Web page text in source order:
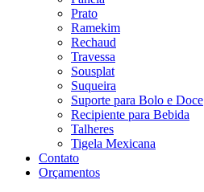
Prato
Ramekim
Rechaud
Travessa
Sousplat
Suqueira
Suporte para Bolo e Doce
Recipiente para Bebida
Talheres
Tigela Mexicana
Contato
Orçamentos